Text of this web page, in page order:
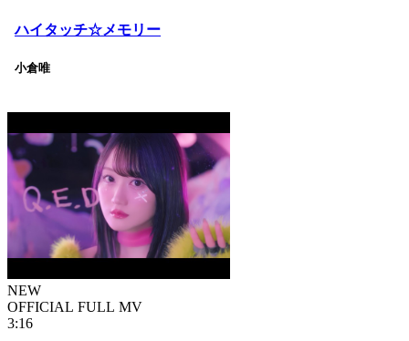
ハイタッチ☆メモリー
小倉唯
NEW
OFFICIAL FULL MV
3:16